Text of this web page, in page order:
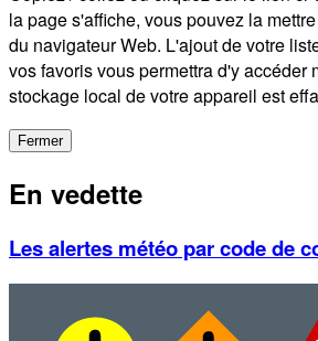
la page s'affiche, vous pouvez la
du navigateur Web. L'ajout de votre
vos favoris vous permettra d'y accéder
stockage local de votre appareil est
Fermer
En vedette
Les alertes météo par code de